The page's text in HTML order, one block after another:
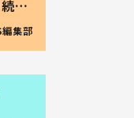
け
編集部